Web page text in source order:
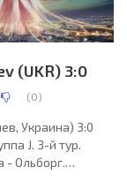
(UKR) 3:0
(0)
Украина) 3:0
J. 3-й тур.
- Ольборг.